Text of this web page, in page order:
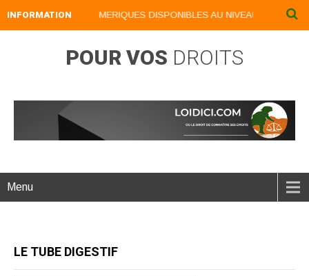
INFORMATION
NOS LIVRES NUMERIQUES DISPONIBLES AU NIVEAU DU MENU
POUR VOS DROITS
Menu
LE TUBE DIGESTIF